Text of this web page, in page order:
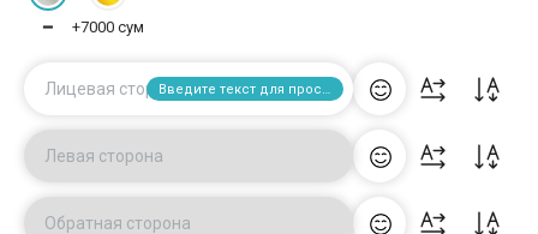
━ +7000 сум
Лицевая сторона Введите текст для просмотра
Левая сторона
Обратная сторона